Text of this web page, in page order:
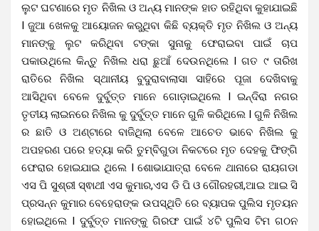
ଲୁଟ ଘଟଣାରେ ମୃତ ନିଖିଲ ଓ ଅନ୍ୟ ମାନଙ୍କ ହାତ ରହିଥିବା କୁହାଯାଇଛି
I ଜୁଆ ଖେଳକୁ ଆୟୋଜନ କରୁଥିବା କିଛି ବ୍ୟକ୍ତି ମୃତ ନିଖିଲ ଓ ଅନ୍ୟ
ମାନଙ୍କୁ ଲୁଟ କରିଥିବା ଟଙ୍କା ସୁନାକୁ ଫେରାଇବା ପାଇଁ ଚାପ
ପକାଉଥିଲେ କିନ୍ତୁ ନିଖିଲ ଧରା ଛୁଆଁ ଦେଉନଥିଲେ I ଗତ ୯ ତାରିଖ
ରାତିରେ ନିଖିଲ ସ୍ଥାନୀୟ ବୁଦୁରାବାଲାସା ସାହିରେ ପୂଜା ଦେଖିବାକୁ
ଆସିଥିବା ବେଳେ ଦୁର୍ବୁତ୍ତ ମାନେ ଗୋଡ଼ାଇଥିଲେ I ଇନ୍ଦିରା ନଗର
ତୃତୀୟ ଲାଇନରେ ନିଖିଲ କୁ ଦୁର୍ବୁତ୍ତ ମାନେ ଗୁଳି କରିଥିଲେ I ଗୁଳି ନିଖିଲ
ର ଛାତି ଓ ଅଣ୍ଟାରେ ବାଜିଥିଲା ବେଳେ ଆଚେତ ଭାବେ ନିଖିଲ କୁ
ଅପହରଣ ପରେ ହତ୍ୟା କରି ତୁମ୍ବିଗୁଡା ନିକଟରେ ମୃତ ଦେହକୁ ଫିଙ୍ଗି
ଫେରାର ହୋଇଯାଇ ଥିଲେ I ଶୋଭାଯାତ୍ରା ବେଳେ ଥାନାରେ ରାୟଗଡା
ଏସ ପି ସୁଶ୍ରୀ ସ୍ଵାଥୀ ଏସ କୁମାର,ଏସ ଡି ପି ଓ ଗୌରହରୀ,ଆଇ ଆଇ ସି
ପ୍ରସନ୍ନ କୁମାର ବେହେରାଙ୍କ ଉପସ୍ଥିତି ରେ ବ୍ୟାପକ ପୁଲିସ ମୃତୟନ
ହୋଇଥିଲେ I ଦୁର୍ବୁତ୍ତ ମାନଙ୍କୁ ଗିରଫ ପାଇଁ ୪ଟି ପୁଲିସ ଟିମ ଗଠନ